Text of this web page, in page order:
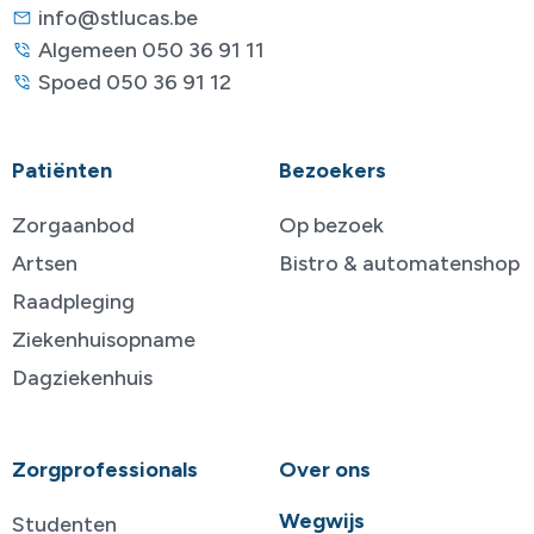
info@stlucas.be
Algemeen 050 36 91 11
Spoed 050 36 91 12
Patiënten
Zorgaanbod
Artsen
Raadpleging
Ziekenhuisopname
Dagziekenhuis
Bezoekers
Op bezoek
Bistro & automatenshop
Zorgprofessionals
Studenten
Over ons
Wegwijs